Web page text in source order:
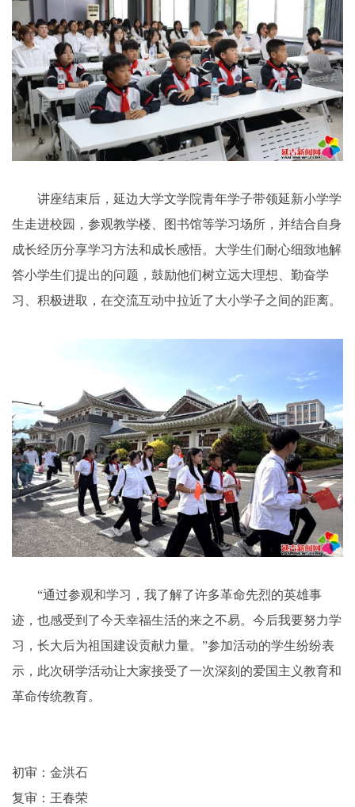
讲座结束后，延边大学文学院青年学子带领延新小学学
生走进校园，参观教学楼、图书馆等学习场所，并结合自身
成长经历分享学习方法和成长感悟。大学生们耐心细致地解
答小学生们提出的问题，鼓励他们树立远大理想、勤奋学
习、积极进取，在交流互动中拉近了大小学子之间的距离。
“通过参观和学习，我了解了许多革命先烈的英雄事
迹，也感受到了今天幸福生活的来之不易。今后我要努力学
习，长大后为祖国建设贡献力量。”参加活动的学生纷纷表
示，此次研学活动让大家接受了一次深刻的爱国主义教育和
革命传统教育。
初审：金洪石
复审：王春荣